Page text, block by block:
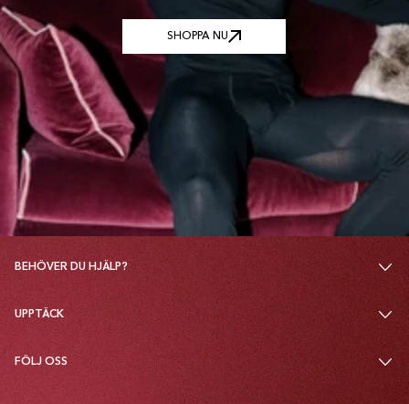
SHOPPA NU
BEHÖVER DU HJÄLP?
UPPTÄCK
FÖLJ OSS